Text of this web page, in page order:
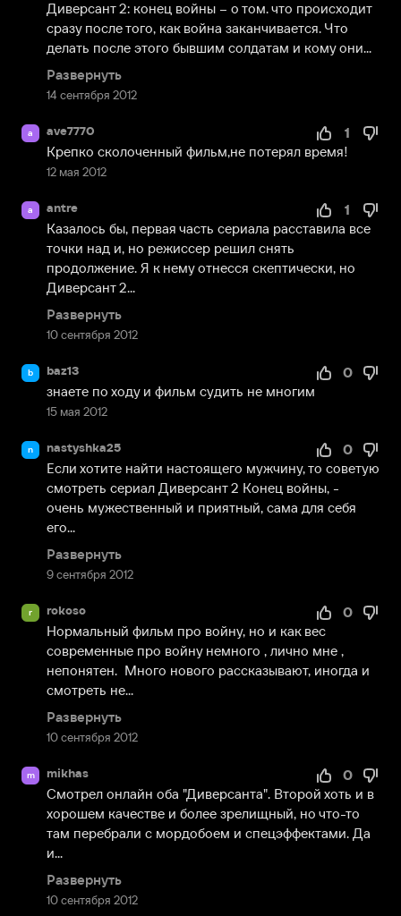
14 сентября 2012
Диверсант 2: конец войны – о том. что происходит
сразу после того, как война заканчивается. Что
делать после этого бывшим солдатам и кому они...
Развернуть
a ave7770
12 мая 2012
1
Крепко сколоченный фильм,не потерял время!
a antre
10 сентября 2012
1
Казалось бы, первая часть сериала расставила все
точки над и, но режиссер решил снять
продолжение. Я к нему отнесся скептически, но
Диверсант 2...
Развернуть
b baz13
15 мая 2012
0
знаете по ходу и фильм судить не многим
n nastyshka25
9 сентября 2012
0
Если хотите найти настоящего мужчину, то советую
смотреть сериал Диверсант 2 Конец войны, -
очень мужественный и приятный, сама для себя
его...
Развернуть
r rokoso
10 сентября 2012
0
Нормальный фильм про войну, но и как вес
современные про войну немного , лично мне ,
непонятен.  Много нового рассказывают, иногда и
смотреть не...
Развернуть
m mikhas
10 сентября 2012
0
Смотрел онлайн оба "Диверсанта". Второй хоть и в
хорошем качестве и более зрелищный, но что-то
там перебрали с мордобоем и спецэффектами. Да
и...
Развернуть